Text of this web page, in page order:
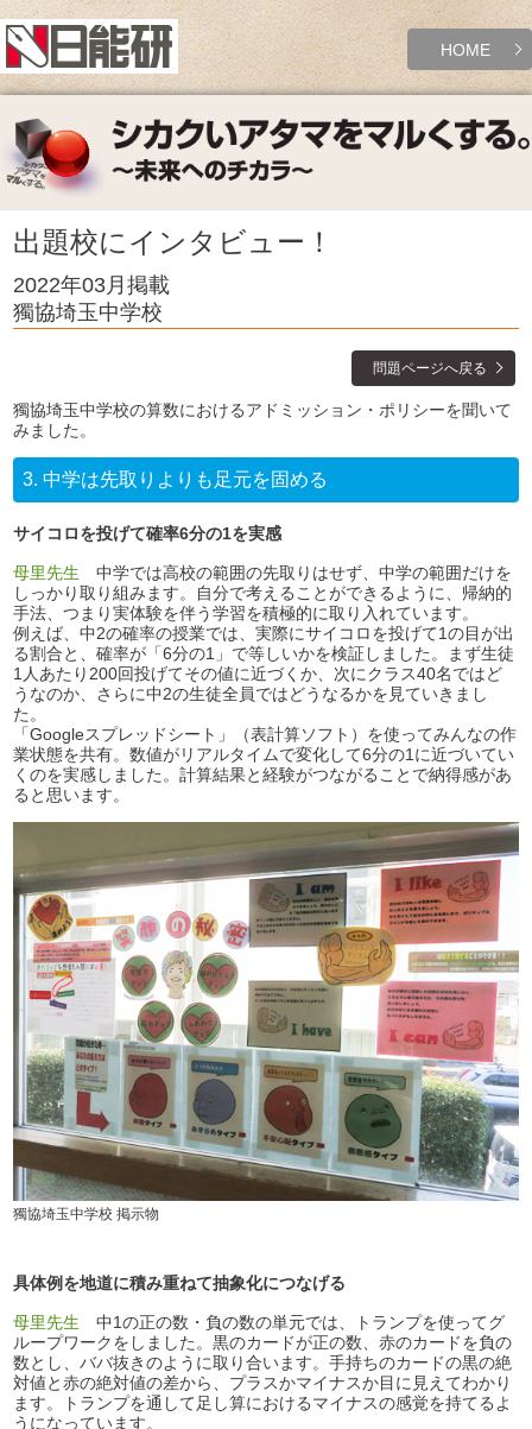
HOME
出題校にインタビュー！
2022年03月掲載
獨協埼玉中学校
問題ページへ戻る
獨協埼玉中学校の算数におけるアドミッション・ポリシーを聞いて
みました。
3. 中学は先取りよりも足元を固める
サイコロを投げて確率6分の1を実感
母里先生 中学では高校の範囲の先取りはせず、中学の範囲だけを
しっかり取り組みます。自分で考えることができるように、帰納的
手法、つまり実体験を伴う学習を積極的に取り入れています。
例えば、中2の確率の授業では、実際にサイコロを投げて1の目が出
る割合と、確率が「6分の1」で等しいかを検証しました。まず生徒
1人あたり200回投げてその値に近づくか、次にクラス40名ではど
うなのか、さらに中2の生徒全員ではどうなるかを見ていきまし
た。
「Googleスプレッドシート」（表計算ソフト）を使ってみんなの作
業状態を共有。数値がリアルタイムで変化して6分の1に近づいてい
くのを実感しました。計算結果と経験がつながることで納得感があ
ると思います。
獨協埼玉中学校 掲示物
具体例を地道に積み重ねて抽象化につなげる
母里先生 中1の正の数・負の数の単元では、トランプを使ってグ
ループワークをしました。黒のカードが正の数、赤のカードを負の
数とし、ババ抜きのように取り合います。手持ちのカードの黒の絶
対値と赤の絶対値の差から、プラスかマイナスか目に見えてわかり
ます。トランプを通して足し算におけるマイナスの感覚を持てるよ
うになっています。